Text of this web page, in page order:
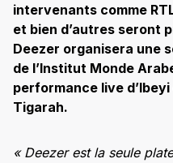
intervenants comme
et bien d’autres seront
Deezer organisera une
de l’Institut Monde
performance live
Tigarah.
« Deezer est la seule